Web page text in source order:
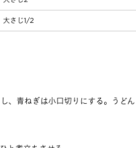
大さじ1/2
、青ねぎは小口切りにする。うどん